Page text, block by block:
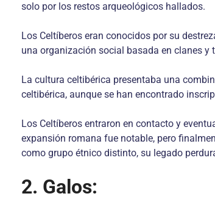
solo por los restos arqueológicos hallados.
Los Celtíberos eran conocidos por su
una organización social basada en clanes y
La cultura celtibérica presentaba una
celtibérica, aunque se han encontrado
Los Celtíberos entraron en contacto y
expansión romana fue notable, pero
como grupo étnico distinto, su legado
2. Galos: